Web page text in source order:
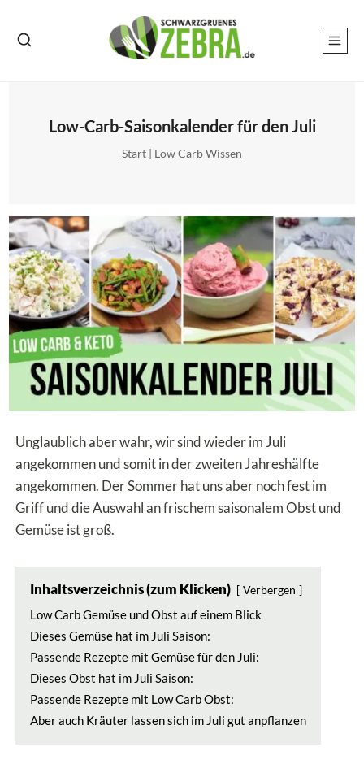
Inhalt
Low-Carb-Saisonkalender für den Juli
Start | Low Carb Wissen
Unglaublich aber wahr, wir sind wieder im Juli
angekommen und somit in der zweiten Jahreshälfte
angekommen. Der Sommer hat uns aber noch fest im
Griff und die Auswahl an frischem saisonalem Obst und
Gemüse ist groß.
Inhaltsverzeichnis (zum Klicken) Verbergen
Low Carb Gemüse und Obst auf einem Blick
Dieses Gemüse hat im Juli Saison:
Passende Rezepte mit Gemüse für den Juli:
Dieses Obst hat im Juli Saison:
Passende Rezepte mit Low Carb Obst:
Aber auch Kräuter lassen sich im Juli gut anpflanzen